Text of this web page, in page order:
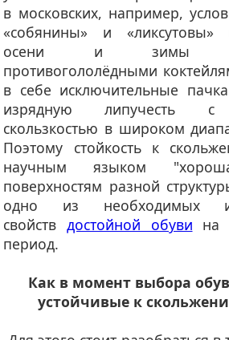
в московских, например,
«собянины» и
осени и зимы
противогололёдными
в себе исключительные
изрядную липучесть с
скользкостью в широком
Поэтому стойкость к
научным языком
поверхностям разной
одно из необходимых и
свойств достойной обуви на
период.
Как в момент выбора
устойчивые к